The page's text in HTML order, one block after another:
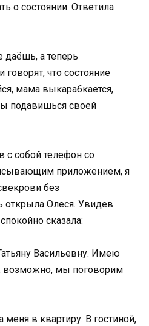
о состоянии. Ответила
даёшь, а теперь
что состояние
мама выкарабкается,
подавишься своей
с собой телефон со
приложением, я
без
Олеся. Увидев
сказала:
Васильевну. Имею
возможно, мы поговорим
меня в квартиру. В гостиной,